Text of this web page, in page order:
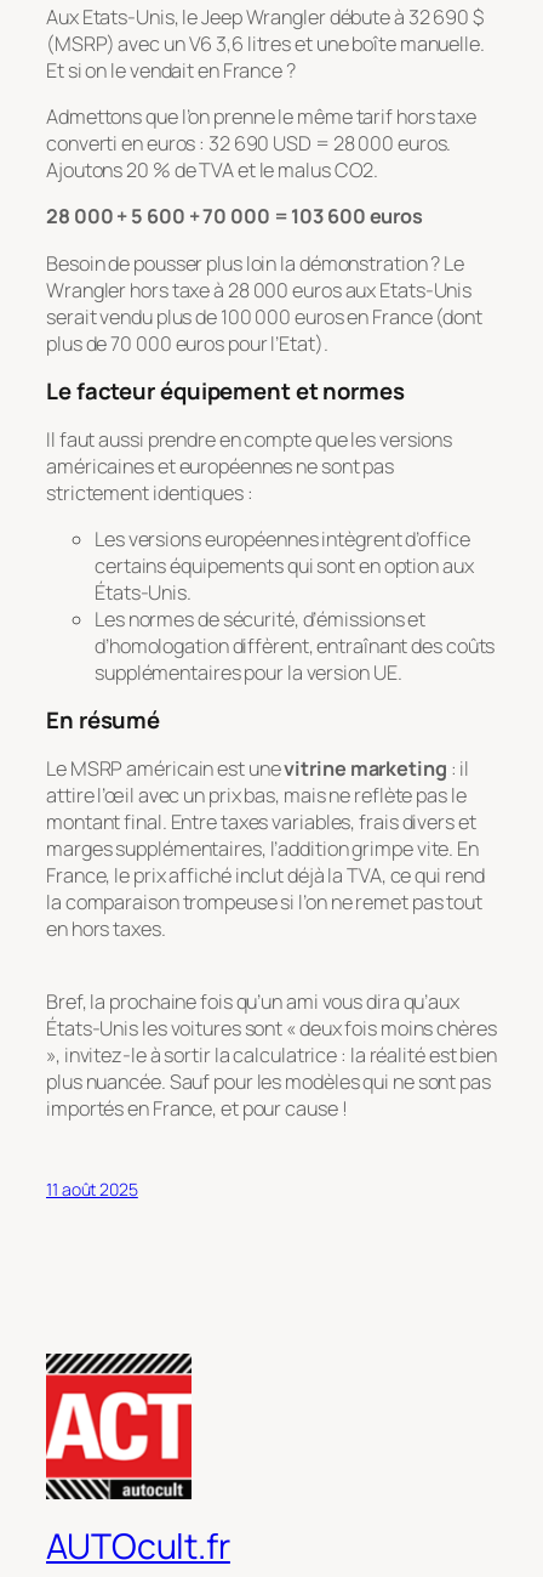
Aux Etats-Unis, le Jeep Wrangler débute à 32 690 $
(MSRP) avec un V6 3,6 litres et une boîte manuelle.
Et si on le vendait en France ?
Admettons que l’on prenne le même tarif hors taxe
converti en euros : 32 690 USD = 28 000 euros.
Ajoutons 20 % de TVA et le malus CO2.
28 000 + 5 600 + 70 000 = 103 600 euros
Besoin de pousser plus loin la démonstration ? Le
Wrangler hors taxe à 28 000 euros aux Etats-Unis
serait vendu plus de 100 000 euros en France (dont
plus de 70 000 euros pour l’Etat).
Le facteur équipement et normes
Il faut aussi prendre en compte que les versions
américaines et européennes ne sont pas
strictement identiques :
Les versions européennes intègrent d’office
certains équipements qui sont en option aux
États-Unis.
Les normes de sécurité, d’émissions et
d’homologation diffèrent, entraînant des coûts
supplémentaires pour la version UE.
En résumé
Le MSRP américain est unevitrine marketing : il
attire l’œil avec un prix bas, mais ne reflète pas le
montant final. Entre taxes variables, frais divers et
marges supplémentaires, l’addition grimpe vite. En
France, le prix affiché inclut déjà la TVA, ce qui rend
la comparaison trompeuse si l’on ne remet pas tout
en hors taxes.
Bref, la prochaine fois qu’un ami vous dira qu’aux
États-Unis les voitures sont « deux fois moins chères
», invitez-le à sortir la calculatrice : la réalité est bien
plus nuancée. Sauf pour les modèles qui ne sont pas
importés en France, et pour cause !
11 août 2025
AUTOcult.fr